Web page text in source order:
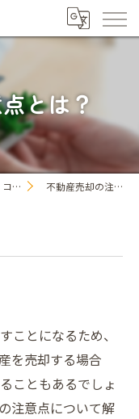
とは？
コラム 不動産売却の注意点とは？
ことになるため、
を売却する場合
こともあるでしょ
注意点について解